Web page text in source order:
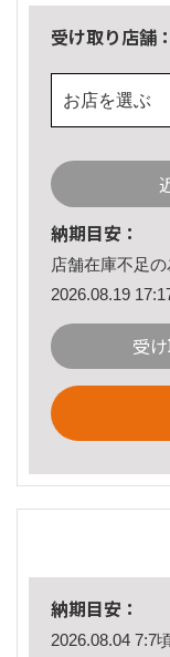
受け取り店舗：
お店を選ぶ
納期目安：
店舗在庫不足
2026.08.19
受
納期目安：
2026.08.04 7:7